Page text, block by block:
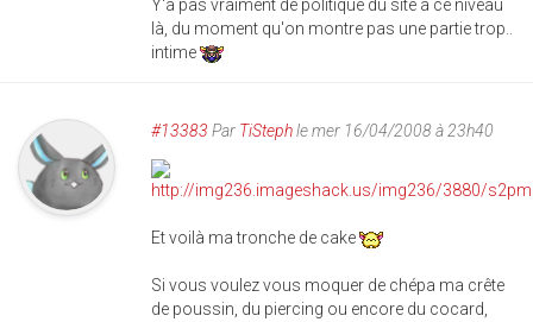
Y'a pas vraiment de politique du site à ce niveau
là, du moment qu'on montre pas une partie trop..
intime
#13383 Par TiStephle mer 16/04/2008 à 23h40
Et voilà ma tronche de cake
Si vous voulez vous moquer de chépa ma crête
de poussin, du piercing ou encore du cocard,